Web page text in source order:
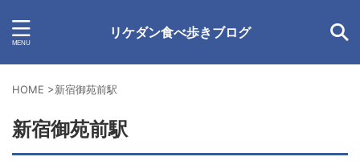
リケダン食べ歩きブログ
HOME >新宿御苑前駅
新宿御苑前駅